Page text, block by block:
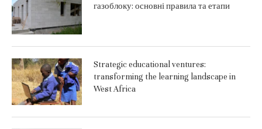
газоблоку: основні правила та етапи
Strategic educational ventures:
transforming the learning landscape in
West Africa